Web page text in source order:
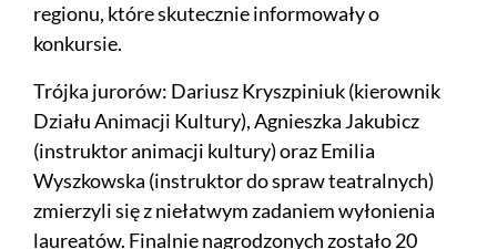
regionu, które skutecznie informowały o
konkursie.
Trójka jurorów: Dariusz Kryszpiniuk (kierownik
Działu Animacji Kultury), Agnieszka Jakubicz
(instruktor animacji kultury) oraz Emilia
Wyszkowska (instruktor do spraw teatralnych)
zmierzyli się z niełatwym zadaniem wyłonienia
laureatów. Finalnie nagrodzonych zostało 20